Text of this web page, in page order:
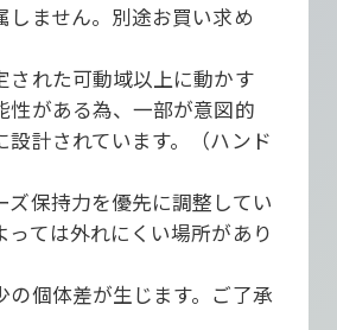
しません。別途お買い求め
された可動域以上に動かす
性がある為、一部が意図的
設計されています。（ハンド
ズ保持力を優先に調整してい
っては外れにくい場所があり
の個体差が生じます。ご了承